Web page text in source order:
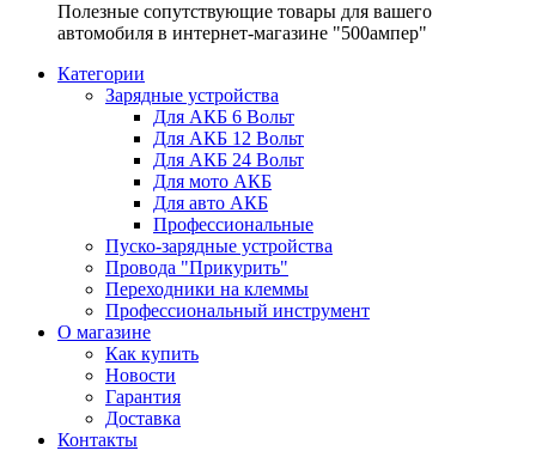
Полезные сопутствующие товары для вашего
автомобиля в интернет-магазине "500ампер"
Категории
Зарядные устройства
Для АКБ 6 Вольт
Для АКБ 12 Вольт
Для АКБ 24 Вольт
Для мото АКБ
Для авто АКБ
Профессиональные
Пуско-зарядные устройства
Провода "Прикурить"
Переходники на клеммы
Профессиональный инструмент
О магазине
Как купить
Новости
Гарантия
Доставка
Контакты